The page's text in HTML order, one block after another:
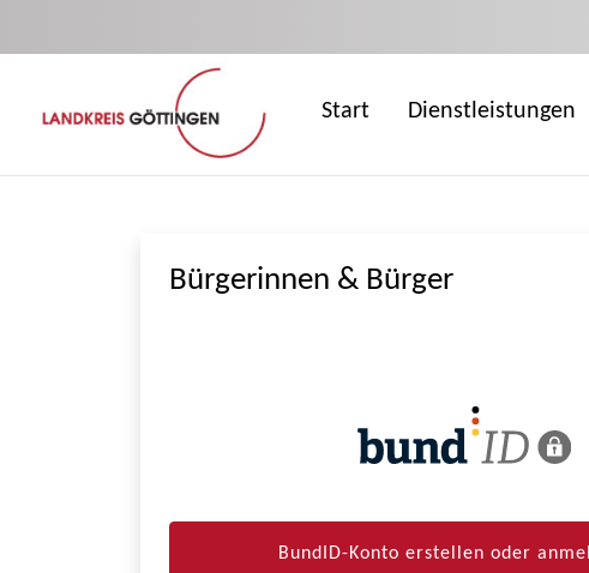
Start Dienstleistungen
Bürgerinnen & Bürger
BundID-Konto erstellen oder